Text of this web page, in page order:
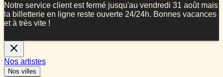
Notre service client est fermé jusqu'au vendredi 31 août mais
la billetterie en ligne reste ouverte 24/24h. Bonnes vacances
et à très vite !
Nos artistes
Nos villes